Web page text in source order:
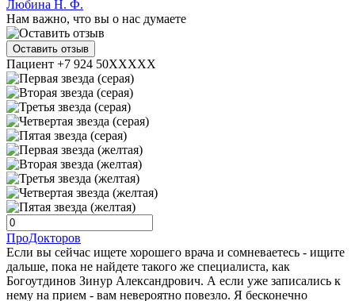
Любина Н. Ф.
Нам важно, что вы о нас думаете
Оставить отзыв
Пациент +7 924 50XXXXX
ПроДокторов
Если вы сейчас ищете хорошего врача и сомневаетесь - ищите
дальше, пока не найдете такого же специалиста, как
Богоутдинов Зинур Александрович. А если уже записались к
нему на прием - вам невероятно повезло. Я бесконечно